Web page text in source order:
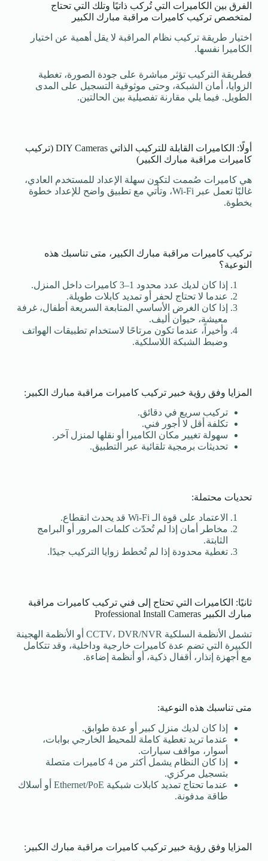
الفرق بين الكاميرات التي تُركب ذاتيًا وتلك التي تحتاج
لمتخصص تركيب كاميرات مراقبة مبارك الكبير
اختيار طريقة تركيب نظام المراقبة لا يقل أهمية عن اختيار
الكاميرا نفسها.
فطريقة التركيب تؤثر مباشرة على جودة الصورة، تغطية
الزوايا، أمان الشبكة، وحتى موثوقية التسجيل على المدى
الطويل. فيما يلي مقارنة تفصيلية بين الحالتين.
أولًا: الكاميرات القابلة للتركيب الذاتي DIY Cameras (تركيب
كاميرات مراقبة مبارك الكبير)
هي كاميرات صُممت لتكون سهلة الإعداد للمستخدم العادي،
غالبًا تعمل عبر Wi-Fi، وتأتي مع تطبيق واضح للإعداد خطوة
بخطوة.
تركيب كاميرات مراقبة مبارك الكبير، متى تناسبك هذه
النوعية؟
إذا كان لديك عدد محدود 1–3 كاميرات داخل المنزل.
عندما لا تحتاج لحفر أو تمديد كابلات طويلة.
إذا كان الغرض الأساسي المتابعة السريعة أطفال، غرفة
معيشة، حيوان أليف.
وأخيراً، عندما تكون مرتاحًا لاستخدام تطبيقات الهواتف
وضبط الشبكة اللاسلكية.
المزايا وفق رؤية خبير تركيب كاميرات مراقبة مبارك الكبير:
تركيب سريع في دقائق.
تكلفة أقل لا أجور فني.
سهولة تغيير مكان الكاميرا أو نقلها لمنزل آخر.
تحديثات برمجية تلقائية عبر التطبيق.
تحديات محتملة:
الاعتماد على قوة الـ Wi-Fi قد يحدث انقطاع.
مخاطر أمان إذا لم تُحدّث كلمات المرور أو البرامج
الثابتة.
تغطية محدودة إذا لم تُخطط زوايا التركيب جيدًا.
ثانيًا: الكاميرات التي تحتاج إلى فني تركيب كاميرات مراقبة
مبارك الكبير Professional Install Cameras
تشمل الأنظمة السلكية CCTV، DVR/NVR أو الأنظمة الهجينة
الكبيرة التي تضم عدة كاميرات خارجية وداخلية، وقد تتكامل
مع أجهزة إنذار، أقفال ذكية، أو أنظمة إضاءة.
متى تناسبك هذه النوعية:
إذا كان لديك منزل كبير أو عدة طوابق.
عندما تريد تغطية كاملة للمحيط الخارجي بوابات،
أسوار، مواقف سيارات.
إذا كان النظام يشمل أكثر من 4 كاميرات متصلة
بتسجيل مركزي.
عندما تحتاج تمديد كابلات شبكية Ethernet/PoE أو أسلاك
طاقة مدفونة.
المزايا وفق رؤية خبير تركيب كاميرات مراقبة مبارك الكبير: